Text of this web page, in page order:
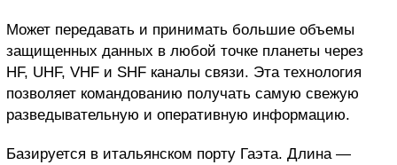
Может передавать и принимать большие объемы
защищенных данных в любой точке планеты через
HF, UHF, VHF и SHF каналы связи. Эта технология
позволяет командованию получать самую свежую
разведывательную и оперативную информацию.
Базируется в итальянском порту Гаэта. Длина —